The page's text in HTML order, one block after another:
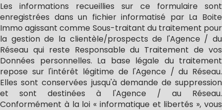
Les informations recueillies sur ce formulaire sont
enregistrées dans un fichier informatisé par La Boite
Immo agissant comme Sous-traitant du traitement pour
la gestion de la clientèle/prospects de l'Agence / du
Réseau qui reste Responsable du Traitement de vos
Données personnelles. La base légale du traitement
repose sur l'intérêt légitime de l'Agence / du Réseau.
Elles sont conservées jusqu'à demande de suppression
et sont destinées à l'Agence / au Réseau.
Conformément à la loi « informatique et libertés », vous